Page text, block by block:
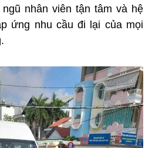
nhân viên tận tâm và hệ
ứng nhu cầu đi lại của mọi